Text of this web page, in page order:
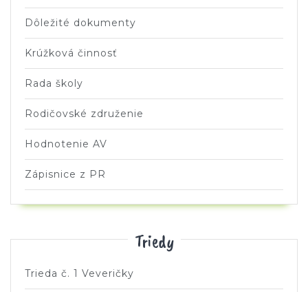
Dôležité dokumenty
Krúžková činnosť
Rada školy
Rodičovské združenie
Hodnotenie AV
Zápisnice z PR
Triedy
Trieda č. 1 Veveričky